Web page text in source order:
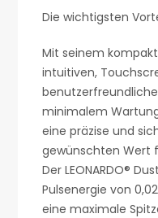
Die wichtigsten
Mit seinem
intuitiven,
minimalem
eine präzise und
gewünschten Wert
Der LEONARDO®
Pulsenergie von
eine maximale